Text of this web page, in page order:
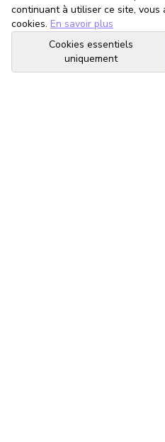
continuant à utiliser ce site,
cookies. En savoir plus
Cookies essentiels
uniquement